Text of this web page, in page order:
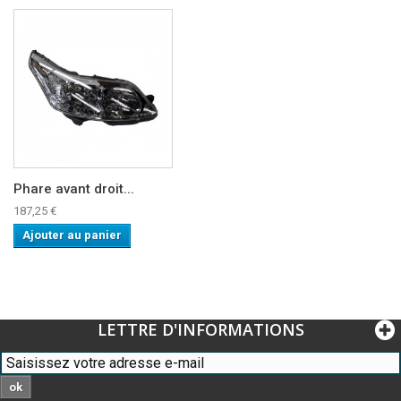
Phare avant droit...
187,25 €
Ajouter au panier
LETTRE D'INFORMATIONS
ok